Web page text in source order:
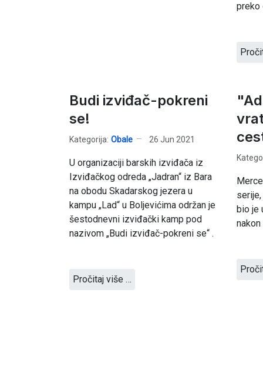
preko
Budi izviđač-pokreni
se!
Kategorija: Obale 26 Jun 2021
U organizaciji barskih izviđača iz
Izviđačkog odreda „Jadran“ iz Bara
na obodu Skadarskog jezera u
kampu „Lad“ u Boljevićima održan je
šestodnevni izviđački kamp pod
nazivom „Budi izviđač-pokreni se“ .
Pročitaj više …
bio je